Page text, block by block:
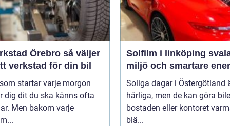
Örebro så väljer
verkstad för din bil
startar varje morgon
dig dit du ska känns ofta
Men bakom varje
Solfilm i linköping svalare
miljö och smartare
Soliga dagar i Östergötland
härliga, men de kan göra
bostaden eller kontoret
blä...